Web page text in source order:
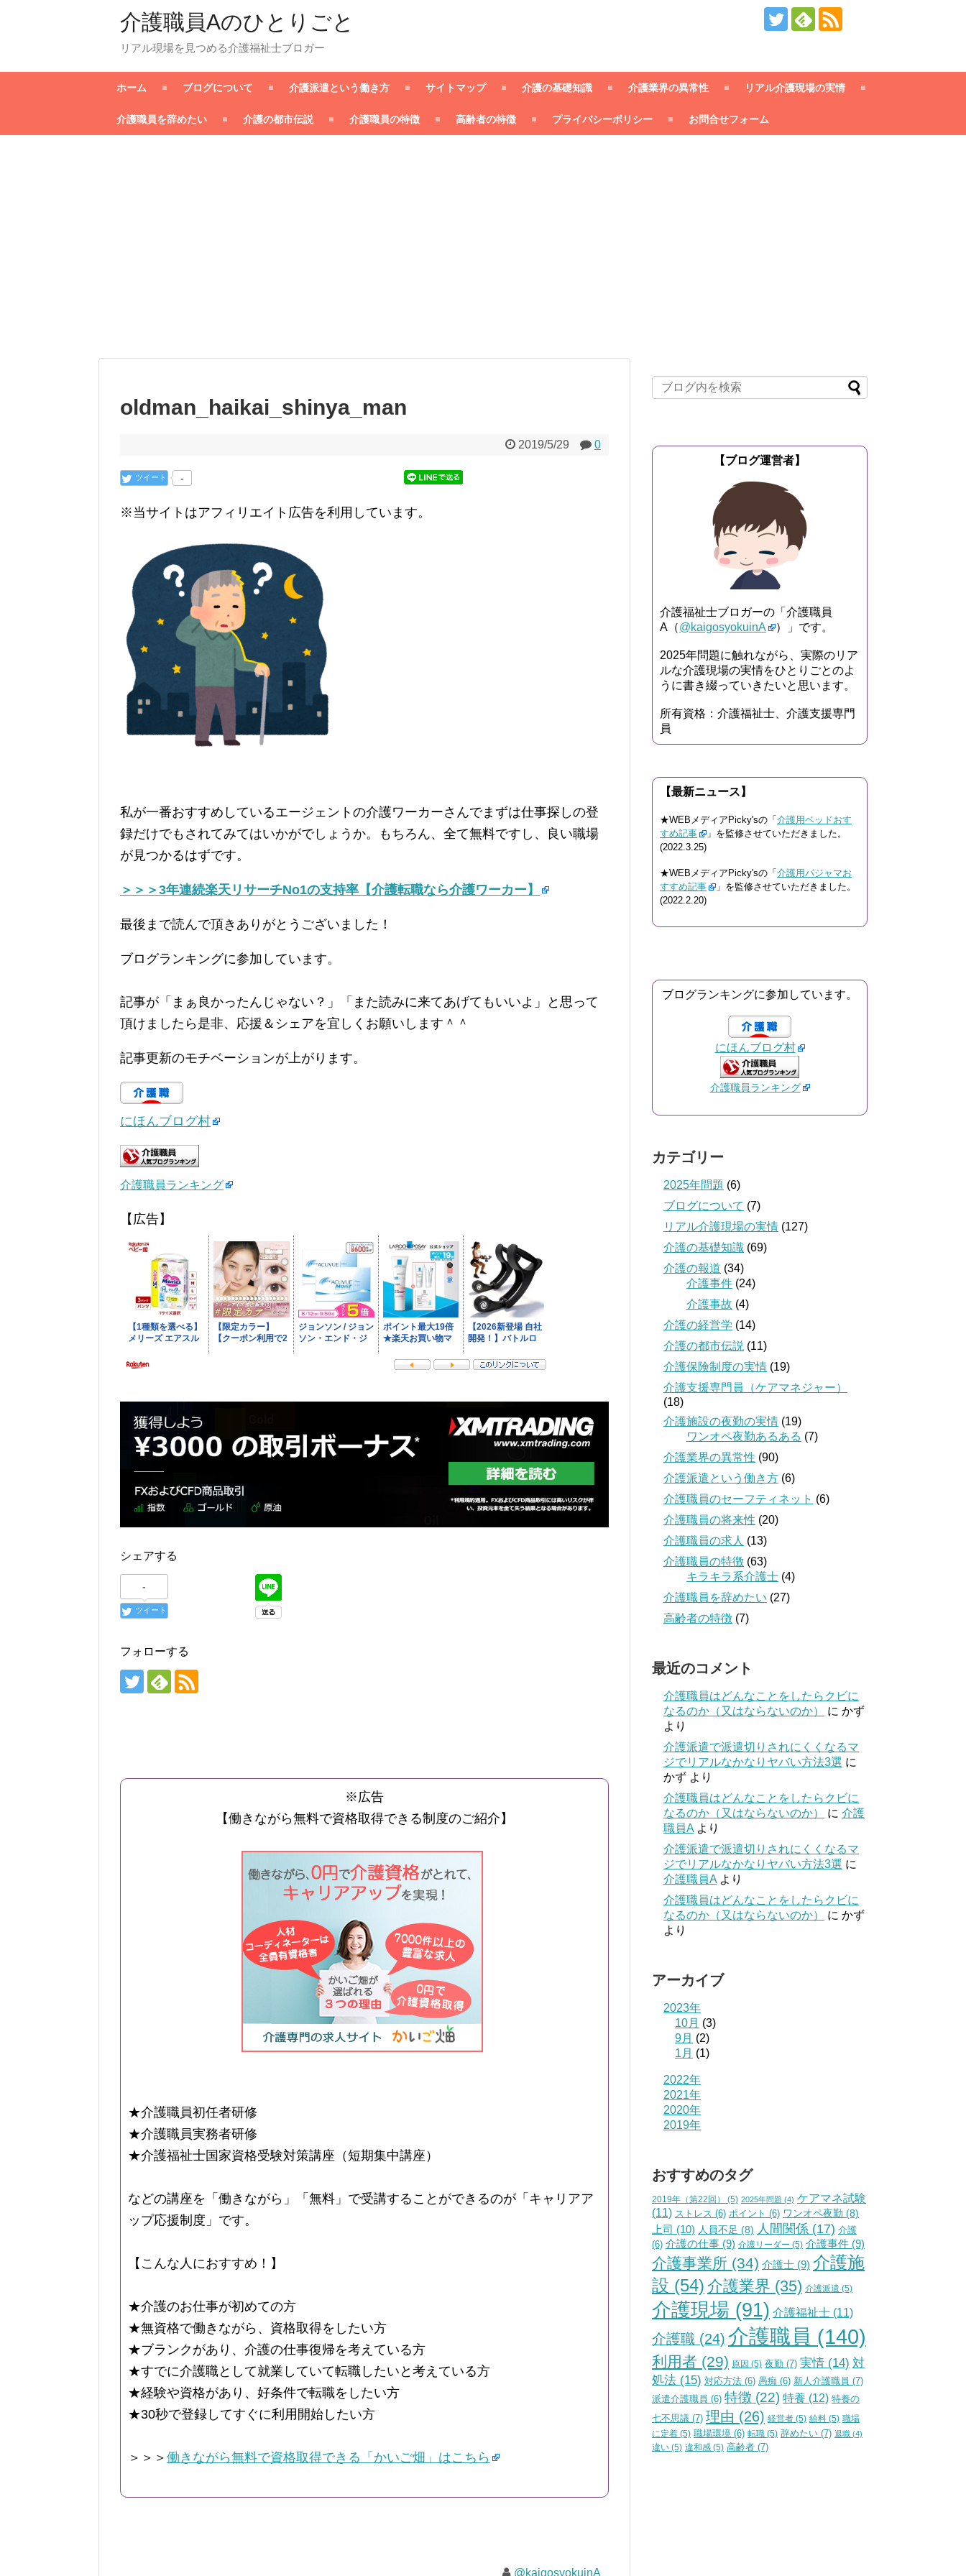
介護職員Aのひとりごと
リアル現場を見つめる介護福祉士ブロガー
ホーム ブログについて 介護派遣という働き方 サイトマップ 介護の基礎知識 介護業界の異常性 リアル介護現場の実情
介護職員を辞めたい 介護の都市伝説 介護職員の特徴 高齢者の特徴 プライバシーポリシー お問合せフォーム
oldman_haikai_shinya_man
2019/5/29 0
-
ツイート
※当サイトはアフィリエイト広告を利用しています。
私が一番おすすめしているエージェントの介護ワーカーさんでまずは仕事探しの登
録だけでもされてみてはいかがでしょうか。もちろん、全て無料ですし、良い職場
が見つかるはずです。
＞＞＞3年連続楽天リサーチNo1の支持率【介護転職なら介護ワーカー】
最後まで読んで頂きありがとうございました！
ブログランキングに参加しています。
記事が「まぁ良かったんじゃない？」「また読みに来てあげてもいいよ」と思って
頂けましたら是非、応援＆シェアを宜しくお願いします＾＾
記事更新のモチベーションが上がります。
にほんブログ村
介護職員ランキング
【広告】
シェアする
-
ツイート
フォローする
※広告
【働きながら無料で資格取得できる制度のご紹介】
★介護職員初任者研修
★介護職員実務者研修
★介護福祉士国家資格受験対策講座（短期集中講座）
などの講座を「働きながら」「無料」で受講することができるのが「キャリアア
ップ応援制度」です。
【こんな人におすすめ！】
★介護のお仕事が初めての方
★無資格で働きながら、資格取得をしたい方
★ブランクがあり、介護の仕事復帰を考えている方
★すでに介護職として就業していて転職したいと考えている方
★経験や資格があり、好条件で転職をしたい方
★30秒で登録してすぐに利用開始したい方
＞＞＞ 働きながら無料で資格取得できる「かいご畑」はこちら
@kaigosyokuinA
【ブログ運営者】
介護福祉士ブロガーの「介護職員
A（@kaigosyokuinA ）」です。
2025年問題に触れながら、実際のリア
ルな介護現場の実情をひとりごとのよ
うに書き綴っていきたいと思います。
所有資格：介護福祉士、介護支援専門
員
【最新ニュース】
★WEBメディアPicky'sの「 介護用ベッドおす
すめ記事
」を監修させていただきました。
(2022.3.25)
★WEBメディアPicky'sの「 介護用パジャマお
すすめ記事
」を監修させていただきました。
(2022.2.20)
ブログランキングに参加しています。
にほんブログ村
介護職員ランキング
カテゴリー
2025年問題 (6)
ブログについて (7)
リアル介護現場の実情 (127)
介護の基礎知識 (69)
介護の報道 (34)
介護事件 (24)
介護事故 (4)
介護の経営学 (14)
介護の都市伝説 (11)
介護保険制度の実情 (19)
介護支援専門員（ケアマネジャー）
(18)
介護施設の夜勤の実情 (19)
ワンオペ夜勤あるある (7)
介護業界の異常性 (90)
介護派遣という働き方 (6)
介護職員のセーフティネット (6)
介護職員の将来性 (20)
介護職員の求人 (13)
介護職員の特徴 (63)
キラキラ系介護士 (4)
介護職員を辞めたい (27)
高齢者の特徴 (7)
最近のコメント
介護職員はどんなことをしたらクビに
なるのか（又はならないのか）
に かず
より
介護派遣で派遣切りされにくくなるマ
ジでリアルなかなりヤバい方法3選 に
かず より
介護職員はどんなことをしたらクビに
なるのか（又はならないのか）
に 介護
職員A より
介護派遣で派遣切りされにくくなるマ
ジでリアルなかなりヤバい方法3選 に
介護職員A より
介護職員はどんなことをしたらクビに
なるのか（又はならないのか）
に かず
より
アーカイブ
2023年
10月 (3)
9月 (2)
1月 (1)
2022年
2021年
2020年
2019年
おすすめのタグ
2019年（第22回） (5) 2025年問題 (4) ケアマネ試験
(11) ストレス (6) ポイント (6) ワンオペ夜勤 (8)
上司 (10) 人員不足 (8) 人間関係 (17) 介護
(6) 介護の仕事 (9) 介護リーダー (5) 介護事件 (9)
介護事業所 (34) 介護士 (9) 介護施
設 (54) 介護業界 (35) 介護派遣 (5)
介護現場 (91) 介護福祉士 (11)
介護職 (24) 介護職員 (140)
利用者 (29) 原因 (5) 夜勤 (7) 実情 (14) 対
処法 (15) 対応方法 (6) 愚痴 (6) 新人介護職員 (7)
派遣介護職員 (6) 特徴 (22) 特養 (12) 特養の
七不思議 (7) 理由 (26) 経営者 (5) 給料 (5) 職場
に定着 (5) 職場環境 (6) 転職 (5) 辞めたい (7) 退職 (4)
違い (5) 違和感 (5) 高齢者 (7)